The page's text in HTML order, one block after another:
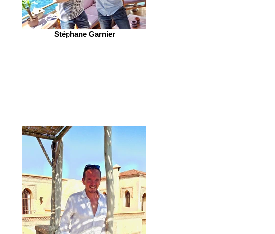
Stéphane Garnier